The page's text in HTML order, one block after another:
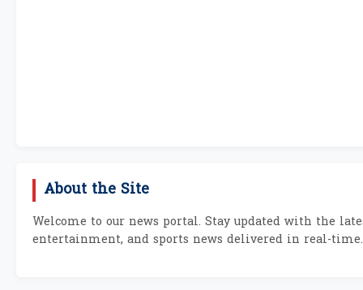
About the Site
Welcome to our news portal. Stay updated with the
entertainment, and sports news delivered in real-time.